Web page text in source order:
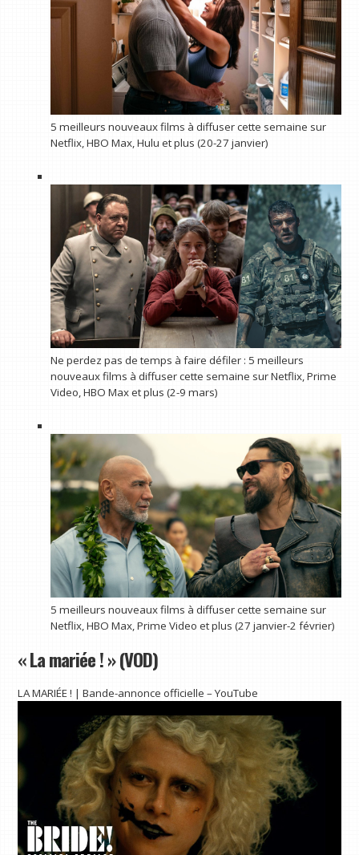
5 meilleurs nouveaux films à diffuser cette semaine sur
Netflix, HBO Max, Hulu et plus (20-27 janvier)
Ne perdez pas de temps à faire défiler : 5 meilleurs
nouveaux films à diffuser cette semaine sur Netflix, Prime
Video, HBO Max et plus (2-9 mars)
5 meilleurs nouveaux films à diffuser cette semaine sur
Netflix, HBO Max, Prime Video et plus (27 janvier-2 février)
« La mariée ! » (VOD)
LA MARIÉE ! | Bande-annonce officielle – YouTube